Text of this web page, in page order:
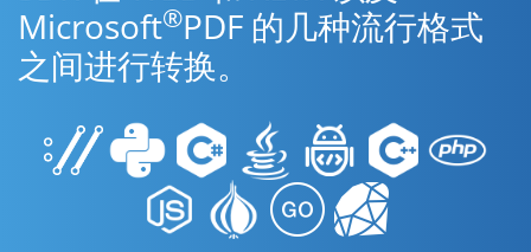
Microsoft®PDF 的几种流行格式
之间进行转换。